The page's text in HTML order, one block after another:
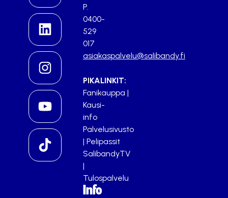
P.
0400-
529
017
asiakaspalvelu@salibandy.fi
PIKALINKIT:
Fanikauppa |
Kausi-
info
Palvelusivusto
| Pelipassit
SalibandyTV
|
Tulospalvelu
Info